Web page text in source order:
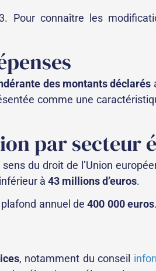
Pour connaître les
des montants déclarés
comme une
par secteur
du droit de l’Union
à 43 millions d’euros.
plafond annuel de400 000 euros
, notamment du conseil